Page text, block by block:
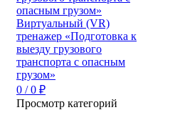
0 / 0 ₽
Просмотр категорий